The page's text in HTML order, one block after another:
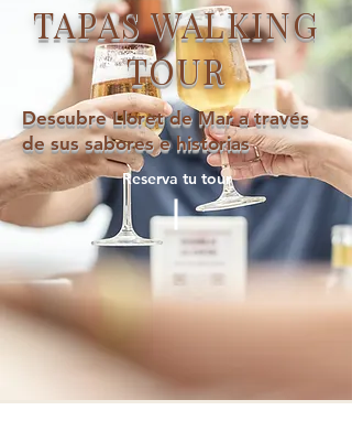
TAPAS WALKING
TOUR
Descubre Lloret de Mar a través
de sus sabores e historias
Reserva tu tour